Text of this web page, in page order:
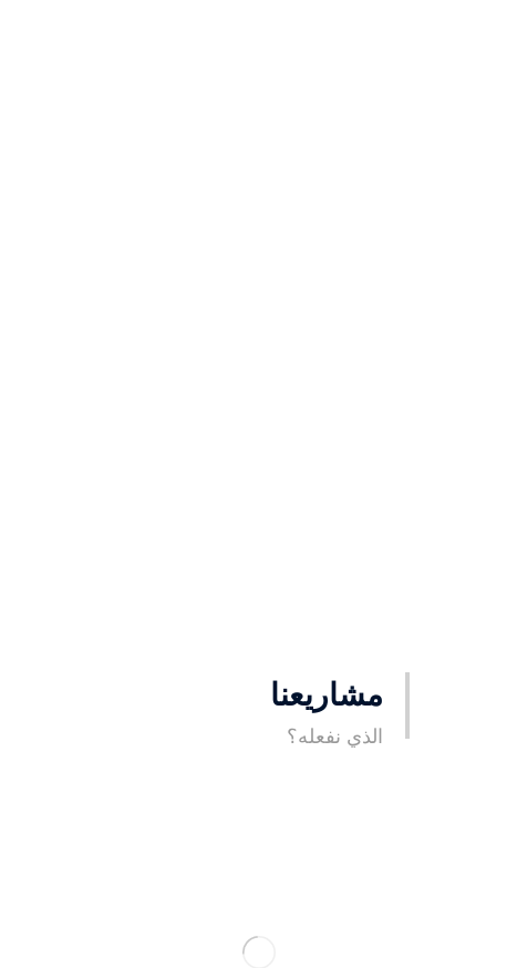
مشاريعنا
الذي نفعله؟